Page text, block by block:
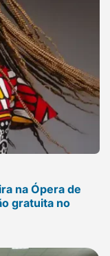
na Ópera de
gratuita no